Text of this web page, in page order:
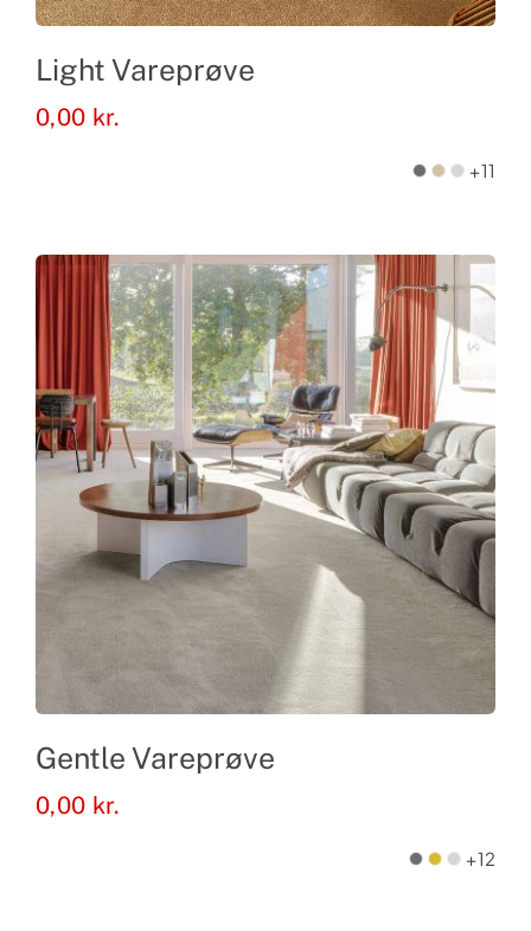
Light Vareprøve
0,00 kr.
+11
Gentle Vareprøve
0,00 kr.
+12